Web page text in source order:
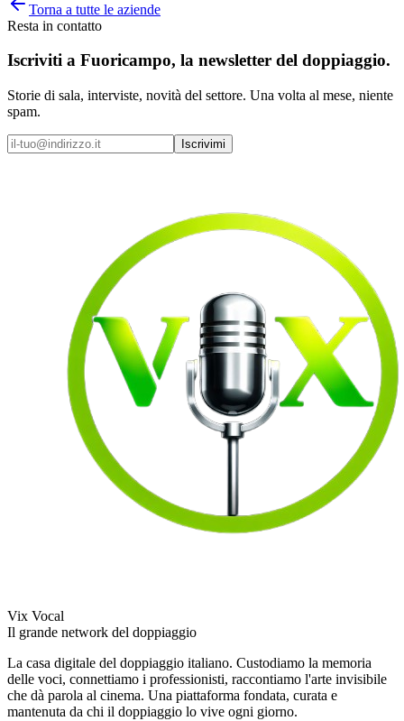
Torna a tutte le aziende
Resta in contatto
Iscriviti a Fuoricampo, la newsletter del doppiaggio.
Storie di sala, interviste, novità del settore. Una volta al mese, niente
spam.
Iscrivimi
Vix Vocal
Il grande network del doppiaggio
La casa digitale del doppiaggio italiano. Custodiamo la memoria
delle voci, connettiamo i professionisti, raccontiamo l'arte invisibile
che dà parola al cinema. Una piattaforma fondata, curata e
mantenuta da chi il doppiaggio lo vive ogni giorno.